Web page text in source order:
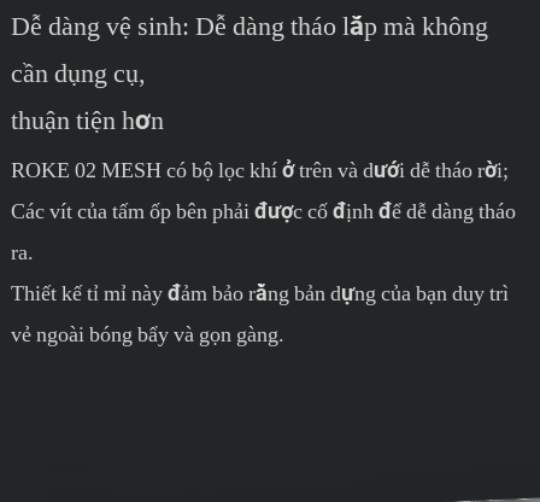
Dễ dàng vệ sinh: Dễ dàng tháo lắp mà không
cần dụng cụ,
thuận tiện hơn
ROKE 02 MESH có bộ lọc khí ở trên và dưới dễ tháo rời;
Các vít của tấm ốp bên phải được cố định để dễ dàng tháo
ra.
Thiết kế tỉ mỉ này đảm bảo rằng bản dựng của bạn duy trì
vẻ ngoài bóng bẩy và gọn gàng.